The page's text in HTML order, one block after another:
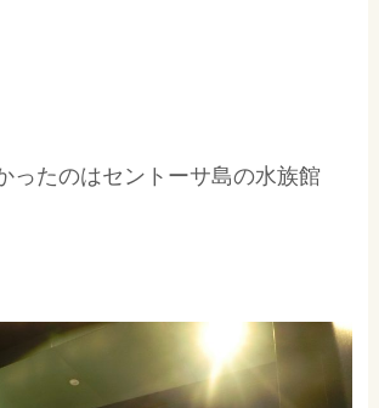
ったのはセントーサ島の水族館